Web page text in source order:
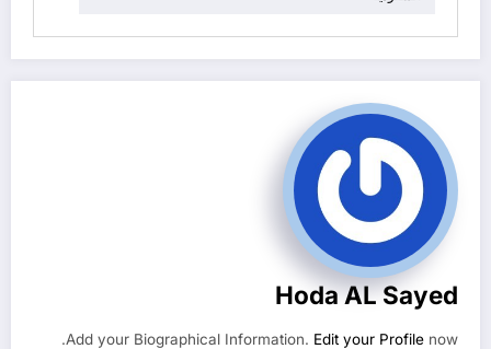
Hoda AL Sayed
Add your Biographical Information. Edit your Profile now.